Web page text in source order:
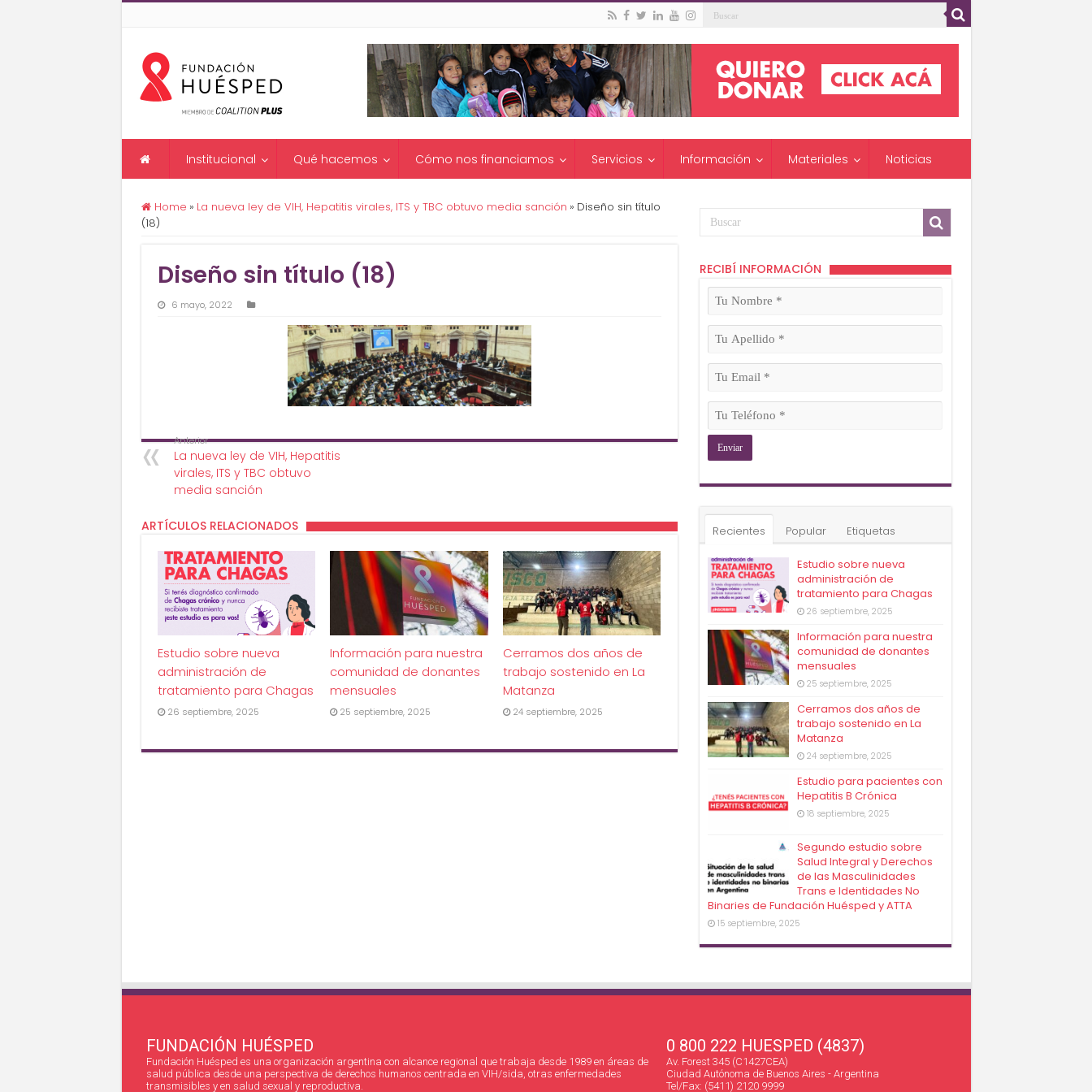
Institucional Qué hacemos Cómo nos financiamos Servicios Información Materiales Noticias
Home » La nueva ley de VIH, Hepatitis virales, ITS y TBC obtuvo media sanción » Diseño sin título
(18)
Diseño sin título (18)
6 mayo, 2022
Anterior
La nueva ley de VIH, Hepatitis
virales, ITS y TBC obtuvo
media sanción
ARTÍCULOS RELACIONADOS
Estudio sobre nueva
administración de
tratamiento para Chagas
26 septiembre, 2025
Información para nuestra
comunidad de donantes
mensuales
25 septiembre, 2025
Cerramos dos años de
trabajo sostenido en La
Matanza
24 septiembre, 2025
RECIBÍ INFORMACIÓN
Tu
(Obligatorio)
Tu
Apellido
(Obligatorio)
Tu
(Obligatorio)
Tu
(Obligatorio)
Recientes Popular Etiquetas
Estudio sobre nueva
administración de
tratamiento para Chagas
26 septiembre, 2025
Información para nuestra
comunidad de donantes
mensuales
25 septiembre, 2025
Cerramos dos años de
trabajo sostenido en La
Matanza
24 septiembre, 2025
Estudio para pacientes con
Hepatitis B Crónica
18 septiembre, 2025
Segundo estudio sobre
Salud Integral y Derechos
de las Masculinidades
Trans e Identidades No
Binaries de Fundación Huésped y ATTA
15 septiembre, 2025
FUNDACIÓN HUÉSPED
Fundación Huésped es una organización argentina con alcance regional que trabaja desde 1989 en áreas de
salud pública desde una perspectiva de derechos humanos centrada en VIH/sida, otras enfermedades
transmisibles y en salud sexual y reproductiva.
0 800 222 HUESPED (4837)
Av. Forest 345 (C1427CEA)
Ciudad Autónoma de Buenos Aires - Argentina
Tel/Fax: (5411) 2120 9999